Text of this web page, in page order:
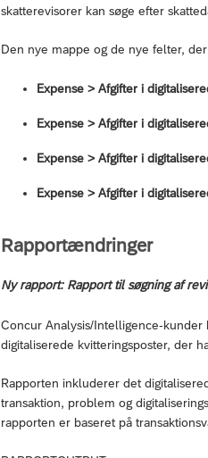
skatterevisorer kan søge efter
Den nye mappe og de nye felter,
Expense > Afgifter i
Expense > Afgifter i
Expense > Afgifter i
Expense > Afgifter i
Rapportændringer
Ny rapport: Rapport til søgning af
Concur Analysis/Intelligence-kunder
digitaliserede kvitteringsposter, der
Rapporten inkluderer det
transaktion, problem og
rapporten er baseret på